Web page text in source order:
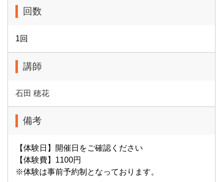
回数
1回
講師
石田 穂花
備考
【体験日】開催日をご確認ください
【体験費】1100円
※体験は事前予約制となっております。